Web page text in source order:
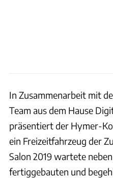
In Zusammenarbeit mit
Team aus dem Hause
präsentiert der Hymer-
ein Freizeitfahrzeug der
Salon 2019 wartete
fertiggebauten und